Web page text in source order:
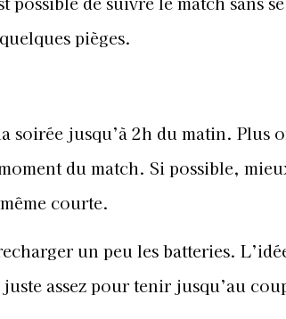
pièges.
soirée jusqu’à 2h du matin. Plus
du match. Si possible,
courte.
un peu les batteries.
assez pour tenir jusqu’au